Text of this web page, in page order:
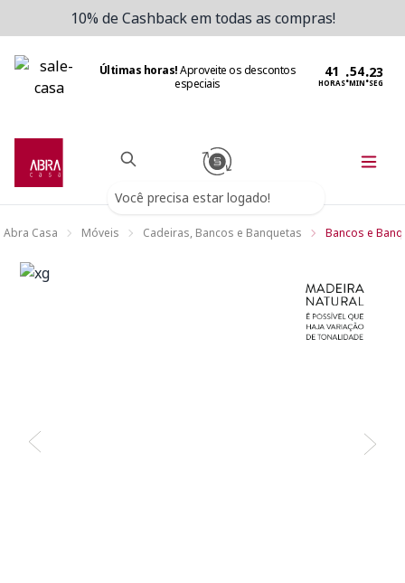
10% de Cashback em todas as compras!
Últimas horas!Aproveite os descontos
especiais
HORAS:MIN:SEG
Você precisa estar logado!
Abra Casa Móveis Cadeiras, Bancos e Banquetas Bancos e